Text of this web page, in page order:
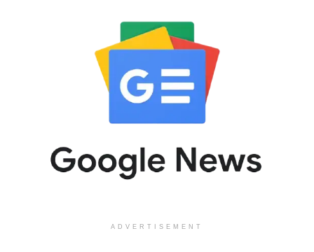
ADVERTISEMENT